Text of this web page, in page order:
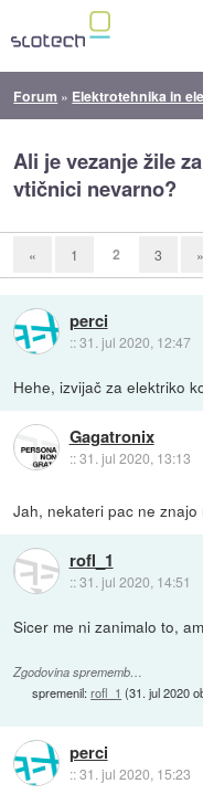
Forum » Elektrotehnika in
Ali je vezanje žile
vtičnici nevarno?
« 1 2 3 »
perci
::31. jul 2020, 12:47
Hehe, izvijač za elektriko
Gagatronix
::31. jul 2020, 13:13
Jah, nekateri pac ne
rofl_1
::31. jul 2020, 14:51
Sicer me ni zanimalo to,
Zgodovina sprememb…
spremenil:rofl_1 (31. jul 2020
perci
::31. jul 2020, 15:23